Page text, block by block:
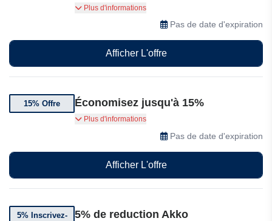
Rentrée des classes, retour à la vitesse : jusqu'à
20 % de réduction sur les claviers HE —
améliorez votre configuration pour la nouvelle
saison!
Plus d'informations
Pas de date d'expiration
Afficher L'offre
15% Offre Économisez jusqu'à 15%
Bénéficiez jusqu'à 15% de réduction sur une
Plus d'informations
Pas de date d'expiration
Afficher L'offre
5% Inscrivez-
5% de reduction Akko